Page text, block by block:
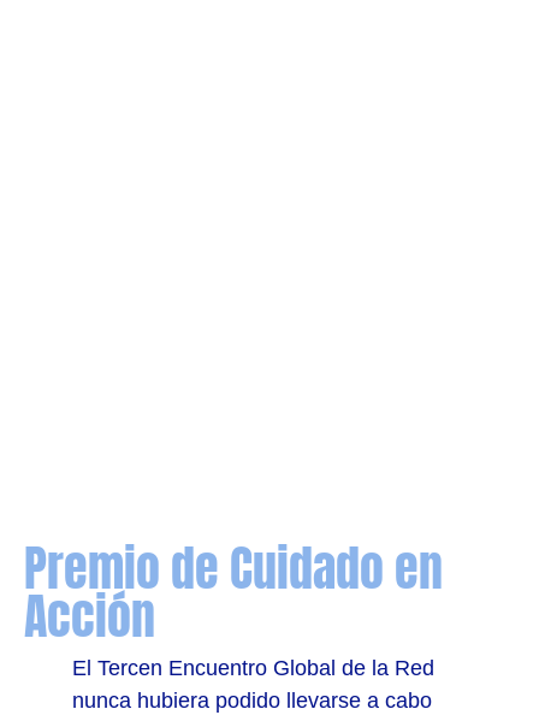
Premio de Cuidado en
Acción
El Tercen Encuentro Global de la Red
nunca hubiera podido llevarse a cabo